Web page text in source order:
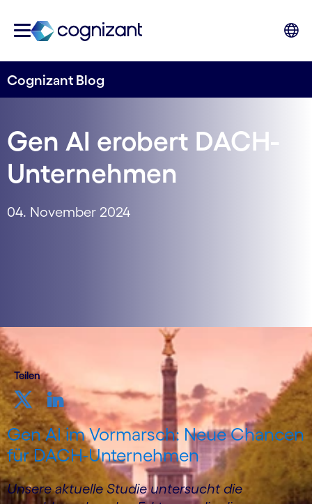
Cognizant Blog
Gen AI erobert DACH-
Unternehmen
04. November 2024
Teilen
Gen AI im Vormarsch: Neue Chancen
für DACH-Unternehmen
Unsere aktuelle Studie untersucht die